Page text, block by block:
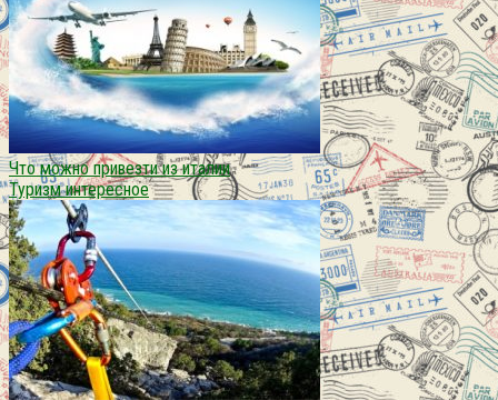
Что можно привезти из италии
Туризм интересное